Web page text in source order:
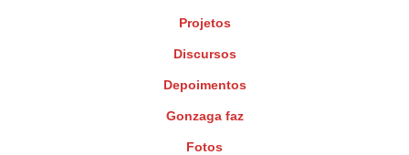
Projetos
Discursos
Depoimentos
Gonzaga faz
Fotos